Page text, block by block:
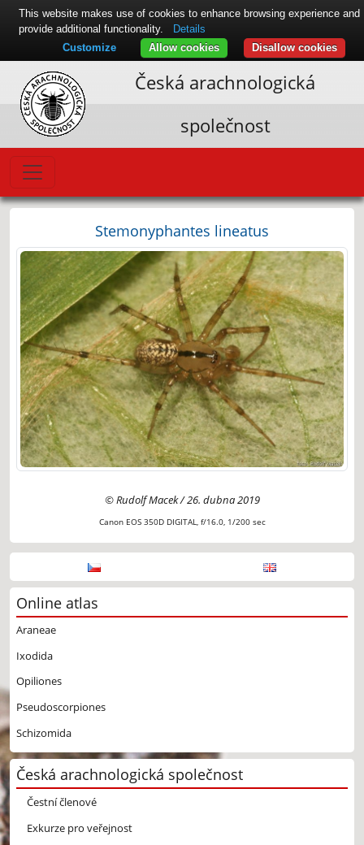
Česká arachnologická
společnost
Stemonyphantes lineatus
© Rudolf Macek / 26. dubna 2019
Canon EOS 350D DIGITAL, f/16.0, 1/200 sec
Online atlas
Araneae
Ixodida
Opiliones
Pseudoscorpiones
Schizomida
Česká arachnologická společnost
Čestní členové
Exkurze pro veřejnost
This website makes use of cookies to enhance browsing experience and
provide additional functionality.
Details
Disallow cookies
Allow cookies
Customize